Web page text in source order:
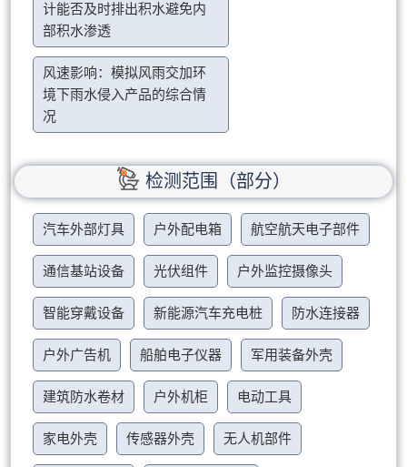
计能否及时排出积水避免内
部积水渗透
风速影响：模拟风雨交加环
境下雨水侵入产品的综合情
况
检测范围（部分）
汽车外部灯具 户外配电箱 航空航天电子部件
通信基站设备 光伏组件 户外监控摄像头
智能穿戴设备 新能源汽车充电桩 防水连接器
户外广告机 船舶电子仪器 军用装备外壳
建筑防水卷材 户外机柜 电动工具
家电外壳 传感器外壳 无人机部件